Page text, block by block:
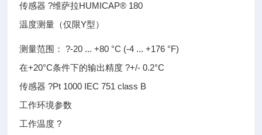
传感器 ?维萨拉HUMICAP® 180
温度测量（仅限Y型）
测量范围： ?-20 ... +80 °C (-4 ... +176 °F)
在+20°C条件下的输出精度 ?+/- 0.2°C
传感器 ?Pt 1000 IEC 751 class B
工作环境参数
工作温度 ?